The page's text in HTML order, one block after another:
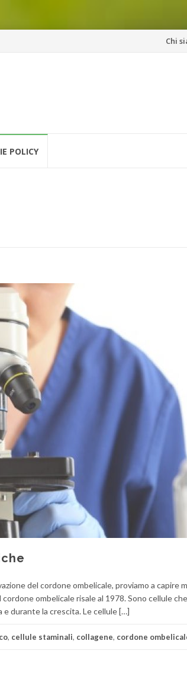
Vai
Chi
POLICY
del cordone ombelicale, proviamo a capire
ombelicale risale al 1978. Sono cellule
e durante la crescita. Le cellule […]
, cellule staminali, collagene, cordone